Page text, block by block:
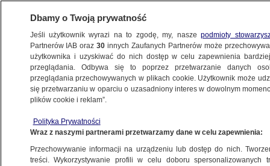
ZJEDNOCZONA PRAWICA
Zdeklasował kontrkandydata. Kożmin
Wielkopolski ma nowego burmistrza
POZNAŃ
Dbamy o Twoją prywatność
Jeśli użytkownik wyrazi na to zgodę, my, naszepodmioty
Partnerów IAB oraz30 innych Zaufanych Partnerów może
użytkownika i uzyskiwać do nich dostęp w celu zapewnienia
przeglądania. Odbywa się to poprzez przetwarzanie danych
przeglądania przechowywanych w plikach cookie. Użytkownik może
się przetwarzaniu w oparciu o uzasadniony interes w dowolnym
plików cookie i reklam”.
Polityka Prywatności
Wraz z naszymi partnerami przetwarzamy dane w celu zapewnienia:
Przechowywanie informacji na urządzeniu lub dostęp do nich.
treści. Wykorzystywanie profili w celu doboru spersonalizowanych